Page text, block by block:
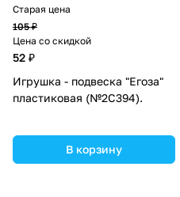
Старая цена
105 ₽
Цена со скидкой
52 ₽
Игрушка - подвеска "Егоза"
пластиковая (№2С394).
В корзину